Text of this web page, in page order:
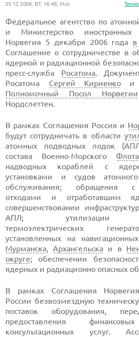
05.12.2006, ВТ, 16:48, Мск
Федеральное агентство по
и Министерство
Норвегия 5 декабря 2006 года
Соглашение о сотрудничестве в
ядерной и радиационной
пресс-служба Росатома.
Росатома Сергей Кириенкои
Полномочный Посол Норвегии
Нордслеттен.
В рамках Соглашения Россия и
будут сотрудничать в области
атомных подводных лодок
состава Военно-Морского Флота
надводных кораблей с
установками и судов атомного
обслуживания; обращения с
отходами и отработавшим
совершенствовании
АПЛ; утилизации
термоэлектрических
установленных на
Мурманска,Архангельска и в
округе; обеспечении
ядерных и радиационно опасных
В рамках Соглашения
России безвозмездную
поставок оборудования,
предоставления
консультационных услуг.